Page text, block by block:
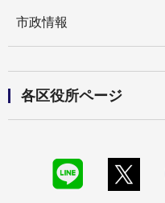
市政情報
各区役所ページ